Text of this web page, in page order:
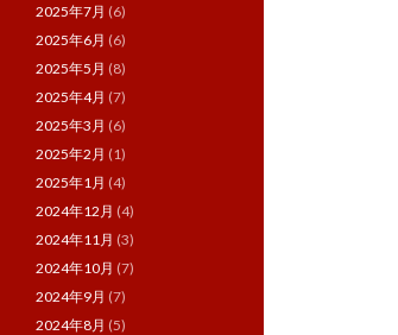
2025年7月 (6)
2025年6月 (6)
2025年5月 (8)
2025年4月 (7)
2025年3月 (6)
2025年2月 (1)
2025年1月 (4)
2024年12月 (4)
2024年11月 (3)
2024年10月 (7)
2024年9月 (7)
2024年8月 (5)